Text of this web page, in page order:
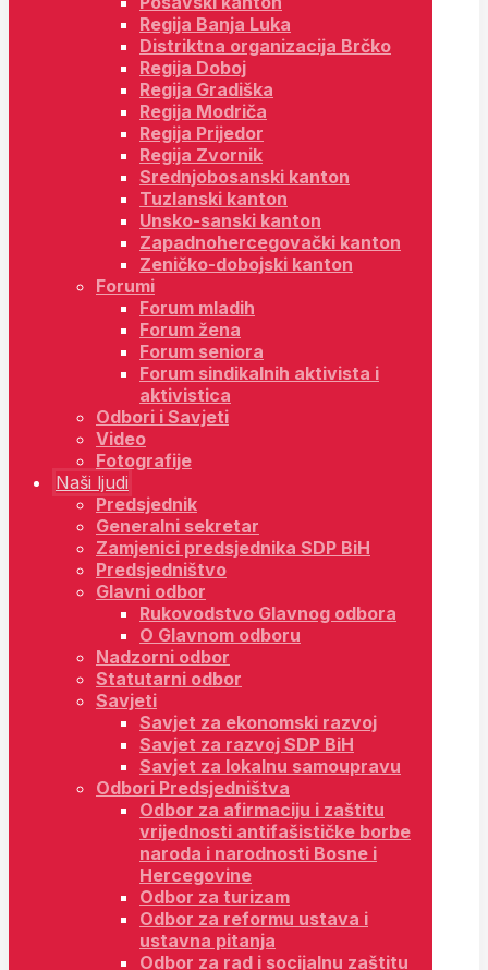
Regija Banja Luka
Distriktna organizacija Brčko
Regija Doboj
Regija Gradiška
Regija Modriča
Regija Prijedor
Regija Zvornik
Srednjobosanski kanton
Tuzlanski kanton
Unsko-sanski kanton
Zapadnohercegovački kanton
Zeničko-dobojski kanton
Forumi
Forum mladih
Forum žena
Forum seniora
Forum sindikalnih aktivista i
aktivistica
Odbori i Savjeti
Video
Fotografije
Naši ljudi
Predsjednik
Generalni sekretar
Zamjenici predsjednika SDP BiH
Predsjedništvo
Glavni odbor
Rukovodstvo Glavnog odbora
O Glavnom odboru
Nadzorni odbor
Statutarni odbor
Savjeti
Savjet za ekonomski razvoj
Savjet za razvoj SDP BiH
Savjet za lokalnu samoupravu
Odbori Predsjedništva
Odbor za afirmaciju i zaštitu
vrijednosti antifašističke borbe
naroda i narodnosti Bosne i
Hercegovine
Odbor za turizam
Odbor za reformu ustava i
ustavna pitanja
Odbor za rad i socijalnu zaštitu